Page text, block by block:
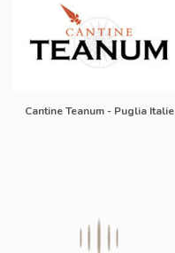
Cantine Teanum - Puglia Italie